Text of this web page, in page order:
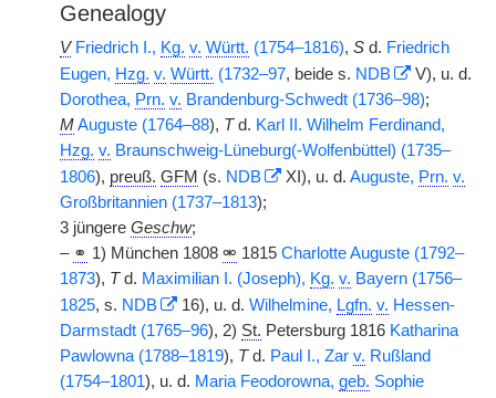
Genealogy
V Friedrich I., Kg. v. Württ. (1754–1816), S d. Friedrich
Eugen, Hzg. v. Württ. (1732–97, beide s. NDB
V), u. d.
Dorothea, Prn. v. Brandenburg-Schwedt (1736–98);
MAuguste (1764–88), Td. Karl II. Wilhelm Ferdinand,
Hzg. v. Braunschweig-Lüneburg(-Wolfenbüttel) (1735–
1806), preuß. GFM (s. NDB XI), u. d. Auguste, Prn. v.
Großbritannien (1737–1813);
3 jüngere Geschw;
– ⚭ 1) München 1808 ⚮ 1815 Charlotte Auguste (1792–
1873), Td. Maximilian I. (Joseph), Kg. v. Bayern (1756–
1825, s. NDB 16), u. d. Wilhelmine, Lgfn. v. Hessen-
Darmstadt (1765–96), 2) St. Petersburg 1816 Katharina
Pawlowna (1788–1819), Td. Paul I., Zar v. Rußland
(1754–1801), u. d. Maria Feodorowna, geb. Sophie